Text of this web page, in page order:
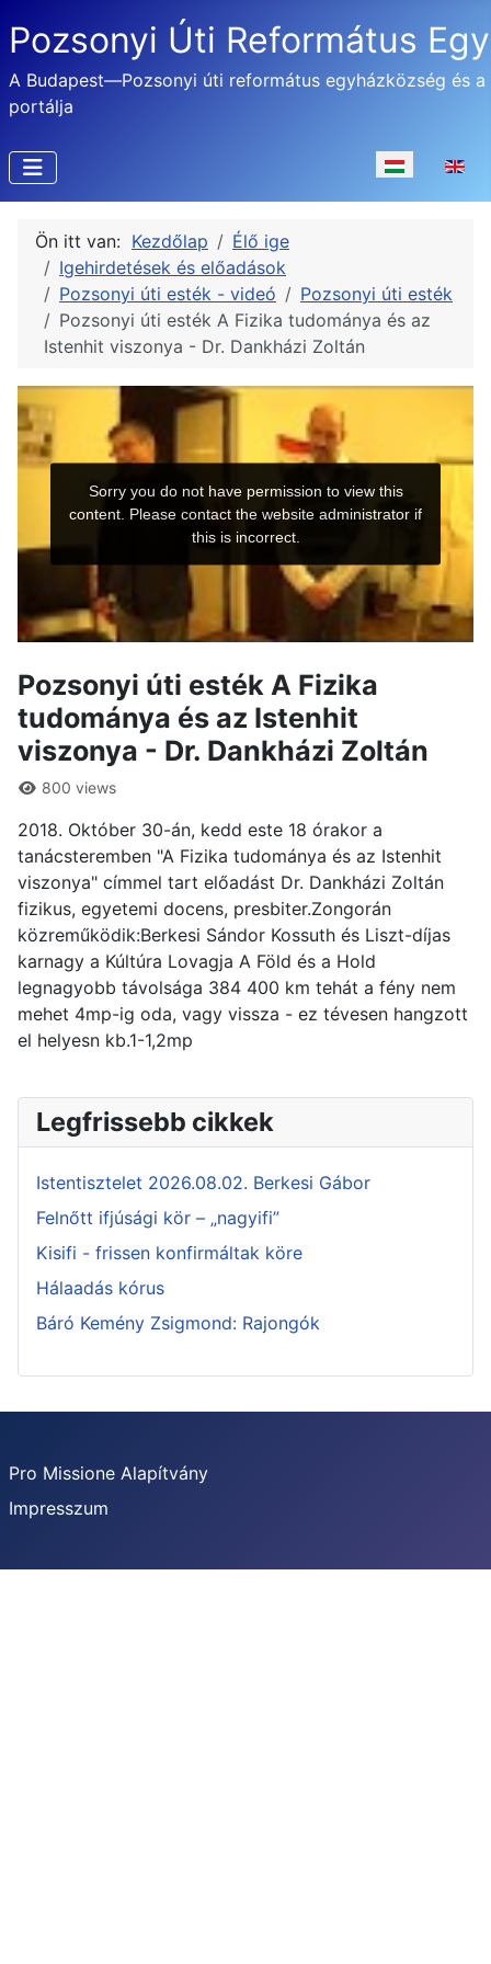
Pozsonyi Úti Református
A Budapest—Pozsonyi úti református egyházközség és a
portálja
Válasszon
Ön itt van: Kezdőlap
Élő ige
Igehirdetések és előadások
Pozsonyi úti esték - videó
Pozsonyi úti esték
Pozsonyi úti esték A Fizika tudománya és az
Istenhit viszonya - Dr. Dankházi Zoltán
Pozsonyi úti esték A Fizika
tudománya és az Istenhit
viszonya - Dr. Dankházi Zoltán
800 views
2018. Október 30-án, kedd este 18 órakor a
tanácsteremben "A Fizika tudománya és az Istenhit
viszonya" címmel tart előadást Dr. Dankházi Zoltán
fizikus, egyetemi docens, presbiter.Zongorán
közreműködik:Berkesi Sándor Kossuth és Liszt-díjas
karnagy a Kúltúra Lovagja A Föld és a Hold
legnagyobb távolsága 384 400 km tehát a fény nem
mehet 4mp-ig oda, vagy vissza - ez tévesen hangzott
el helyesn kb.1-1,2mp
Legfrissebb cikkek
Istentisztelet 2026.08.02. Berkesi Gábor
Felnőtt ifjúsági kör – „nagyifi”
Kisifi - frissen konfirmáltak köre
Hálaadás kórus
Báró Kemény Zsigmond: Rajongók
Pro Missione Alapítvány
Impresszum